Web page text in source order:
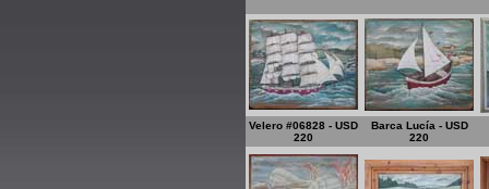
Velero #06828 - USD
220
Barca Lucía - USD
220